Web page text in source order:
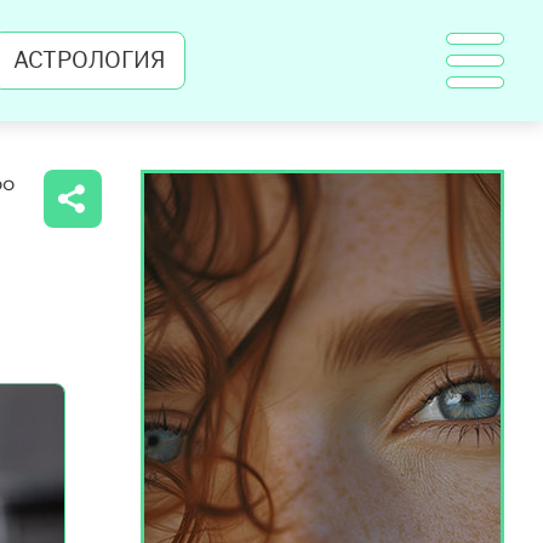
АСТРОЛОГИЯ